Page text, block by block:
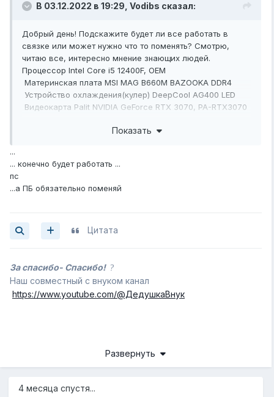
В 03.12.2022 в 19:29, Vodibs сказал:
Добрый день! Подскажите будет ли все работать в
связке или может нужно что то поменять? Смотрю,
читаю все, интересно мнение знающих людей.
Процессор Intel Core i5 12400F, OEM
Материнская плата MSI MAG B660M BAZOOKA DDR4
Устройство охлаждения(кулер) DeepCool AG400 LED
Видеокарта Palit NVIDIA GeForce RTX 3070, PA-RTX3070
Модуль памяти Kingston Fury Beast Black RGB
Корпус ATX Aerocool Skribble, черный
Показать
...
... конечно будет работать ...
пс
...а ПБ обязательно поменяй
Цитата
За спасибо- Спасибо! ?
Наш совместный с внуком канал
https://www.youtube.com/@ДедушкаВнук
Развернуть
4 месяца спустя...